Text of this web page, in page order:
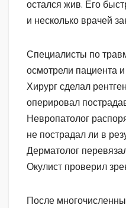
остался жив. Его
и несколько врачей
Специалисты по
осмотрели пациента
Хирург сделал
оперировал
Невропатолог
не пострадал ли в
Дерматолог
Окулист проверил
После